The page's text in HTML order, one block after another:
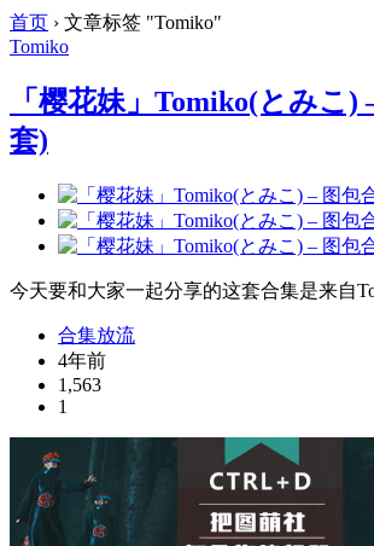
首页 › 文章标签 "Tomiko"
Tomiko
「樱花妹」Tomiko(とみこ)
套)
今天要和大家一起分享的这套合集是来自
合集放流
4年前
1,563
1